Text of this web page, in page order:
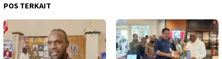
POS TERKAIT